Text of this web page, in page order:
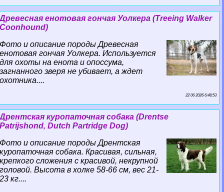
Древесная енотовая гончая Уолкера (Treeing Walker
Coonhound)
Фото и описание породы Древесная
енотовая гончая Уолкера. Используется
для охоты на енота и опоссума,
загнанного зверя не убивает, а ждет
охотника....
22 06 2026 6:48:53
Дрентская куропаточная собака (Drentse
Patrijshond, Dutch Partridge Dog)
Фото и описание породы Дрентская
куропаточная собака. Красивая, сильная,
крепкого сложения с красивой, некрупной
головой. Высота в холке 58-66 см, вес 21-
23 кг....